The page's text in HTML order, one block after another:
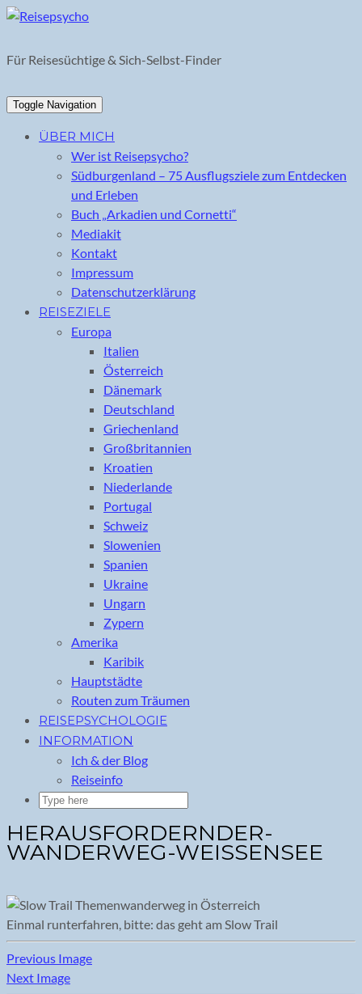
Skip
content
Für Reisesüchtige & Sich-Selbst-Finder
Toggle Navigation
ÜBER MICH
Wer ist Reisepsycho?
Südburgenland – 75 Ausflugsziele zum Entdecken
und Erleben
Buch „Arkadien und Cornetti“
Mediakit
Kontakt
Impressum
Datenschutzerklärung
REISEZIELE
Europa
Italien
Österreich
Dänemark
Deutschland
Griechenland
Großbritannien
Kroatien
Niederlande
Portugal
Schweiz
Slowenien
Spanien
Ukraine
Ungarn
Zypern
Amerika
Karibik
Hauptstädte
Routen zum Träumen
REISEPSYCHOLOGIE
INFORMATION
Ich & der Blog
Reiseinfo
HERAUSFORDERNDER-
WANDERWEG-WEISSENSEE
Einmal runterfahren, bitte: das geht am Slow Trail
Previous Image
Next Image